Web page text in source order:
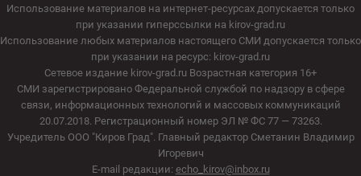
Использование материалов на интернет-ресурсах допускается только
при указании гиперссылки на kirov-grad.ru
Использование любых материалов настоящего СМИ допускается только
при указании на ресурс: kirov-grad.ru
Сетевое издание kirov-grad.ru Возрастная категория 16+
СМИ зарегистрировано Федеральной службой по надзору в сфере
связи, информационных технологий и массовых коммуникаций
20.07.2018. Регистрационный номер ЭЛ № ФС 77 — 73263.
Учредитель ООО "Киров Град". Главный редактор Сметанин Владимир
Игоревич
E-mail редакции: echo_kirov@inbox.ru